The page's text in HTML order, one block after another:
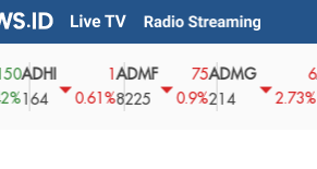
0.61%
ADMF
8225
75
0.9%
ADMG
214
2.73%
ADMR
1510